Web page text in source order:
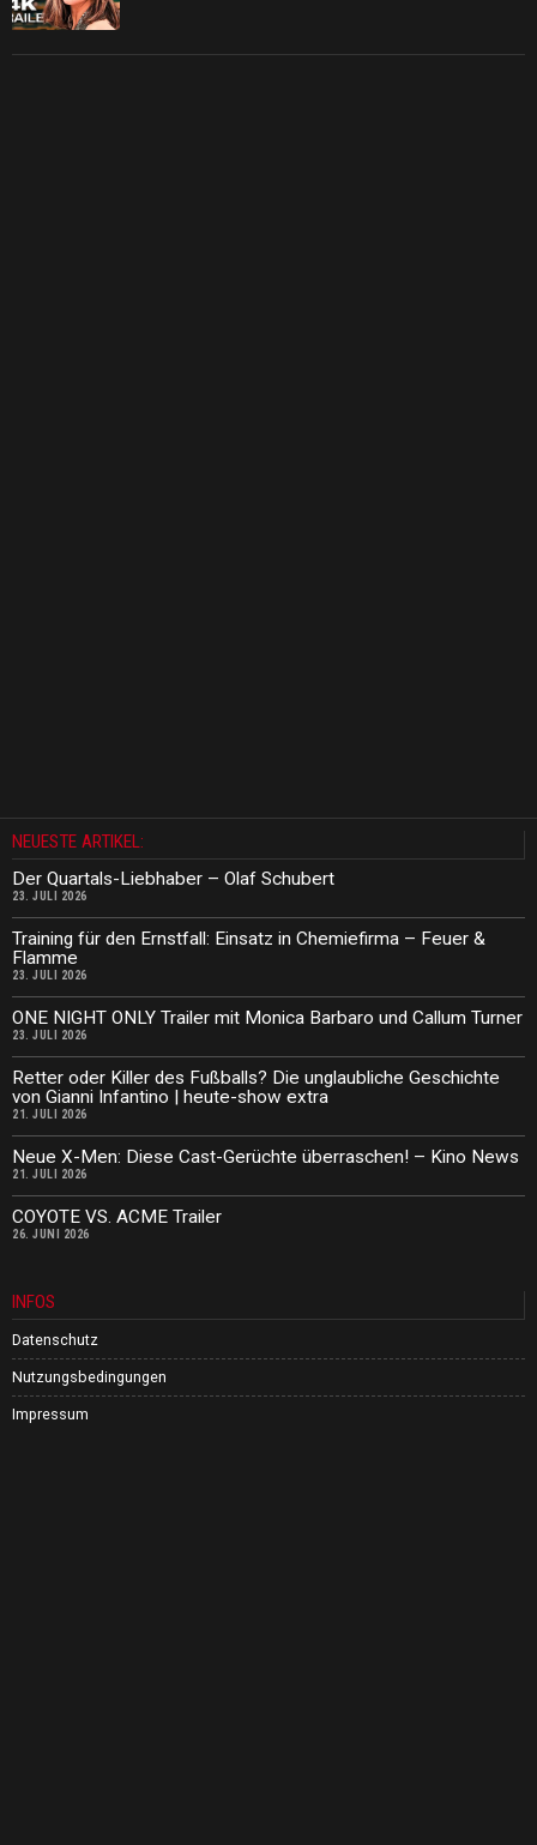
NEUESTE ARTIKEL:
Der Quartals-Liebhaber – Olaf Schubert
23. JULI 2026
Training für den Ernstfall: Einsatz in Chemiefirma – Feuer &
Flamme
23. JULI 2026
ONE NIGHT ONLY Trailer mit Monica Barbaro und Callum Turner
23. JULI 2026
Retter oder Killer des Fußballs? Die unglaubliche Geschichte
von Gianni Infantino | heute-show extra
21. JULI 2026
Neue X-Men: Diese Cast-Gerüchte überraschen! – Kino News
21. JULI 2026
COYOTE VS. ACME Trailer
26. JUNI 2026
INFOS
Datenschutz
Nutzungsbedingungen
Impressum